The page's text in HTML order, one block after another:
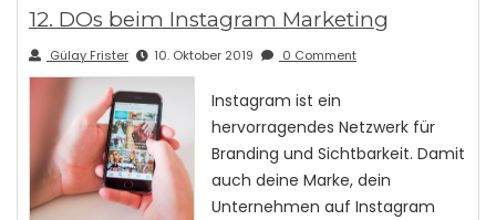
12. DOs beim Instagram Marketing
Gülay Frister 10. Oktober 2019 0 Comment
Instagram ist ein
hervorragendes Netzwerk für
Branding und Sichtbarkeit. Damit
auch deine Marke, dein
Unternehmen auf Instagram